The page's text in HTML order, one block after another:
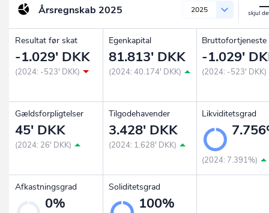
Årsregnskab 2025 2025
Resultat før skat
-1.029' DKK
(2024: -523' DKK)
Egenkapital
81.813' DKK
(2024: 40.174' DKK)
Bruttofortjeneste
-1.029'
(2024: -523' DKK)
Gældsforpligtelser
45' DKK
(2024: 26' DKK)
Tilgodehavender
3.428' DKK
(2024: 1.628' DKK)
Likviditetsgrad
(2024: 7.391%)
Afkastningsgrad
0%
Soliditetsgrad
100%